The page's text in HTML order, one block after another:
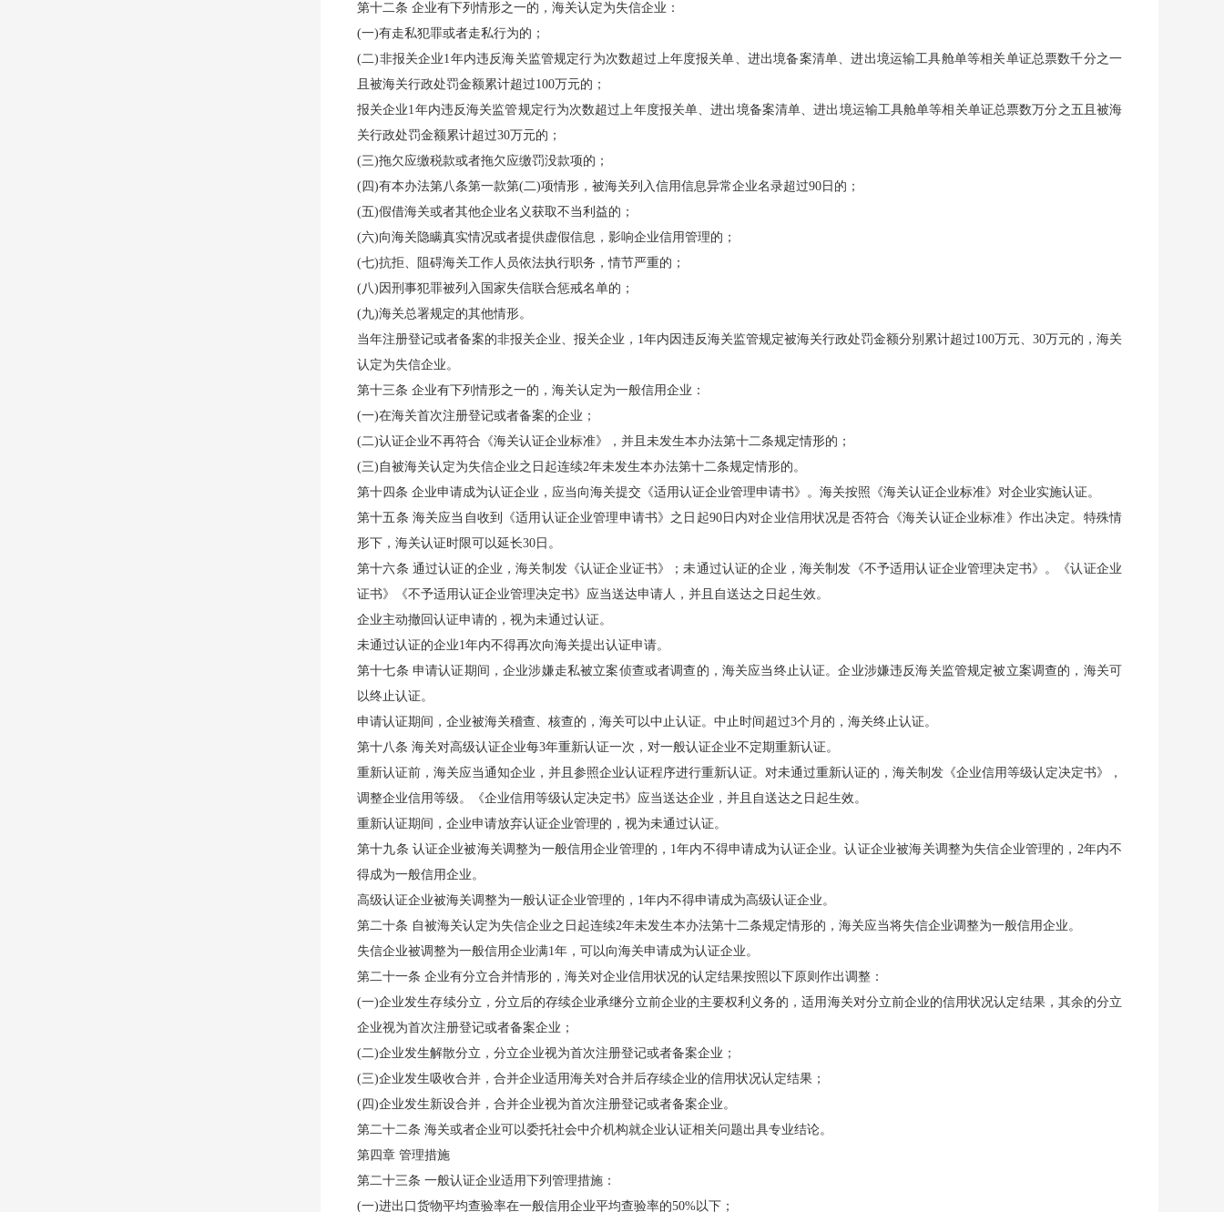
第十二条 企业有下列情形之一的，海关认定为失信企业：
(一)有走私犯罪或者走私行为的；
(二)非报关企业1年内违反海关监管规定行为次数超过上年度报关单、进出境备案清单、进出境运输工具舱单等相关单证总票数千分之一
且被海关行政处罚金额累计超过100万元的；
报关企业1年内违反海关监管规定行为次数超过上年度报关单、进出境备案清单、进出境运输工具舱单等相关单证总票数万分之五且被海
关行政处罚金额累计超过30万元的；
(三)拖欠应缴税款或者拖欠应缴罚没款项的；
(四)有本办法第八条第一款第(二)项情形，被海关列入信用信息异常企业名录超过90日的；
(五)假借海关或者其他企业名义获取不当利益的；
(六)向海关隐瞒真实情况或者提供虚假信息，影响企业信用管理的；
(七)抗拒、阻碍海关工作人员依法执行职务，情节严重的；
(八)因刑事犯罪被列入国家失信联合惩戒名单的；
(九)海关总署规定的其他情形。
当年注册登记或者备案的非报关企业、报关企业，1年内因违反海关监管规定被海关行政处罚金额分别累计超过100万元、30万元的，海关
认定为失信企业。
第十三条 企业有下列情形之一的，海关认定为一般信用企业：
(一)在海关首次注册登记或者备案的企业；
(二)认证企业不再符合《海关认证企业标准》，并且未发生本办法第十二条规定情形的；
(三)自被海关认定为失信企业之日起连续2年未发生本办法第十二条规定情形的。
第十四条 企业申请成为认证企业，应当向海关提交《适用认证企业管理申请书》。海关按照《海关认证企业标准》对企业实施认证。
第十五条 海关应当自收到《适用认证企业管理申请书》之日起90日内对企业信用状况是否符合《海关认证企业标准》作出决定。特殊情
形下，海关认证时限可以延长30日。
第十六条 通过认证的企业，海关制发《认证企业证书》；未通过认证的企业，海关制发《不予适用认证企业管理决定书》。《认证企业
证书》《不予适用认证企业管理决定书》应当送达申请人，并且自送达之日起生效。
企业主动撤回认证申请的，视为未通过认证。
未通过认证的企业1年内不得再次向海关提出认证申请。
第十七条 申请认证期间，企业涉嫌走私被立案侦查或者调查的，海关应当终止认证。企业涉嫌违反海关监管规定被立案调查的，海关可
以终止认证。
申请认证期间，企业被海关稽查、核查的，海关可以中止认证。中止时间超过3个月的，海关终止认证。
第十八条 海关对高级认证企业每3年重新认证一次，对一般认证企业不定期重新认证。
重新认证前，海关应当通知企业，并且参照企业认证程序进行重新认证。对未通过重新认证的，海关制发《企业信用等级认定决定书》，
调整企业信用等级。《企业信用等级认定决定书》应当送达企业，并且自送达之日起生效。
重新认证期间，企业申请放弃认证企业管理的，视为未通过认证。
第十九条 认证企业被海关调整为一般信用企业管理的，1年内不得申请成为认证企业。认证企业被海关调整为失信企业管理的，2年内不
得成为一般信用企业。
高级认证企业被海关调整为一般认证企业管理的，1年内不得申请成为高级认证企业。
第二十条 自被海关认定为失信企业之日起连续2年未发生本办法第十二条规定情形的，海关应当将失信企业调整为一般信用企业。
失信企业被调整为一般信用企业满1年，可以向海关申请成为认证企业。
第二十一条 企业有分立合并情形的，海关对企业信用状况的认定结果按照以下原则作出调整：
(一)企业发生存续分立，分立后的存续企业承继分立前企业的主要权利义务的，适用海关对分立前企业的信用状况认定结果，其余的分立
企业视为首次注册登记或者备案企业；
(二)企业发生解散分立，分立企业视为首次注册登记或者备案企业；
(三)企业发生吸收合并，合并企业适用海关对合并后存续企业的信用状况认定结果；
(四)企业发生新设合并，合并企业视为首次注册登记或者备案企业。
第二十二条 海关或者企业可以委托社会中介机构就企业认证相关问题出具专业结论。
第四章 管理措施
第二十三条 一般认证企业适用下列管理措施：
(一)进出口货物平均查验率在一般信用企业平均查验率的50%以下；